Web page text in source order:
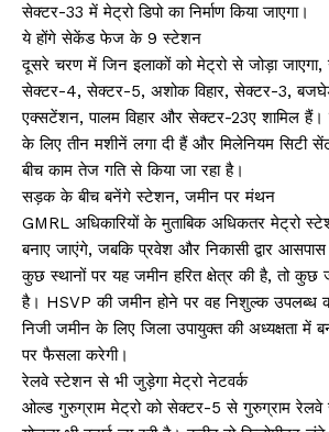
सेक्टर-33 में मेट्रो डिपो का निर्माण किया जाएगा।
ये होंगे सेकेंड फेज के 9 स्टेशन
दूसरे चरण में जिन इलाकों को मेट्रो से जोड़ा
सेक्टर-4, सेक्टर-5, अशोक विहार, सेक्टर-3,
एक्सटेंशन, पालम विहार और सेक्टर-23ए शामिल हैं।
के लिए तीन मशीनें लगा दी हैं और मिलेनियम सिटी
बीच काम तेज गति से किया जा रहा है।
सड़क के बीच बनेंगे स्टेशन, जमीन पर मंथन
GMRL अधिकारियों के मुताबिक अधिकतर मेट्रो
बनाए जाएंगे, जबकि प्रवेश और निकासी द्वार
कुछ स्थानों पर यह जमीन हरित क्षेत्र की है, तो कुछ
है। HSVP की जमीन होने पर वह निशुल्क उपलब्ध
निजी जमीन के लिए जिला उपायुक्त की अध्यक्षता में
पर फैसला करेगी।
रेलवे स्टेशन से भी जुड़ेगा मेट्रो नेटवर्क
ओल्ड गुरुग्राम मेट्रो को सेक्टर-5 से गुरुग्राम